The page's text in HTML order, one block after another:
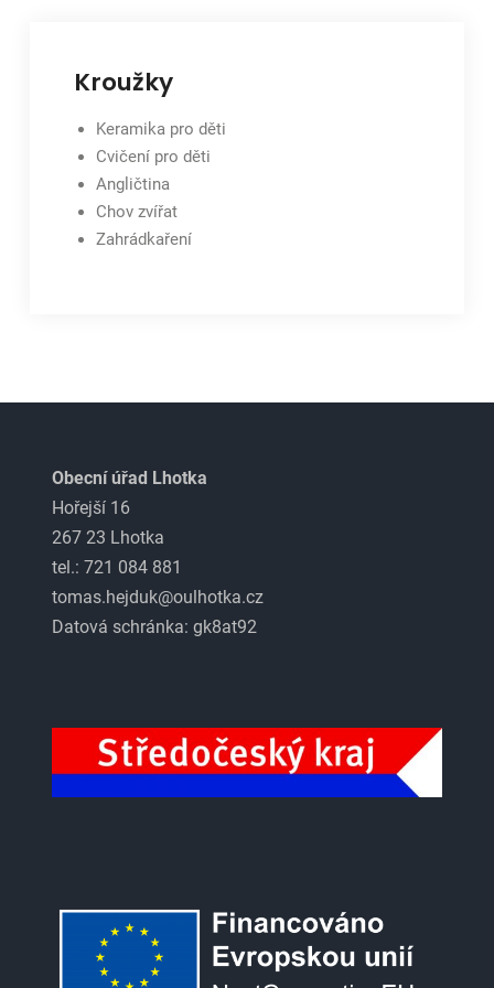
Kroužky
Keramika pro děti
Cvičení pro děti
Angličtina
Chov zvířat
Zahrádkaření
Obecní úřad Lhotka
Hořejší 16
267 23 Lhotka
tel.: 721 084 881
tomas.hejduk@oulhotka.cz
Datová schránka: gk8at92